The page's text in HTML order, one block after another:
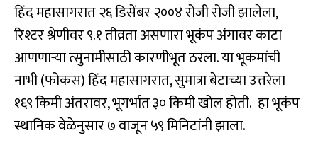
हिंद महासागरात २६ डिसेंबर २००४ रोजी रोजी झालेला,
रिश्टर श्रेणीवर ९.१ तीव्रता असणारा भूकंप अंगावर काटा
आणणाऱ्या त्सुनामीसाठी कारणीभूत ठरला. या भूकमांची
नाभी (फोकस) हिंद महासागरात, सुमात्रा बेटाच्या उत्तरेला
१६९ किमी अंतरावर, भूगर्भात ३० किमी खोल होती. हा भूकंप
स्थानिक वेळेनुसार ७ वाजून ५९ मिनिटांनी झाला.